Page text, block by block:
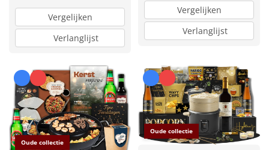
Vergelijken
Verlanglijst
Vergelijken
Verlanglijst
Oude collectie
Oude collectie